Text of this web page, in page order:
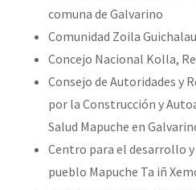
comuna de Galvarino
Comunidad Zoila
Concejo Nacional Kolla,
Consejo de Autoridades y
por la Construcción y
Salud Mapuche en
Centro para el desarrollo
pueblo Mapuche Ta iñ